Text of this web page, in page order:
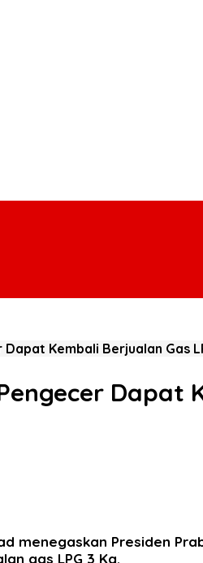
Kembali Berjualan Gas
Dapat
menegaskan Presiden
gas LPG 3 Kg.